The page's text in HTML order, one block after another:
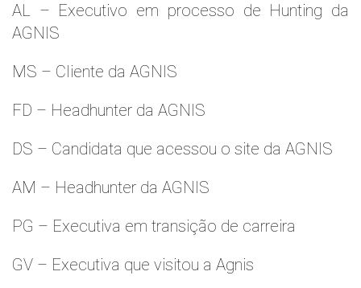
AL – Executivo em processo de Hunting da
AGNIS
MS – Cliente da AGNIS
FD – Headhunter da AGNIS
DS – Candidata que acessou o site da AGNIS
AM – Headhunter da AGNIS
PG – Executiva em transição de carreira
GV – Executiva que visitou a Agnis